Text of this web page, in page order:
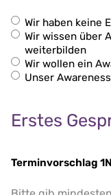
Wir haben keine
Wir wissen über
weiterbilden
Wir wollen ein
Unser
Erstes
Terminvorschlag 1